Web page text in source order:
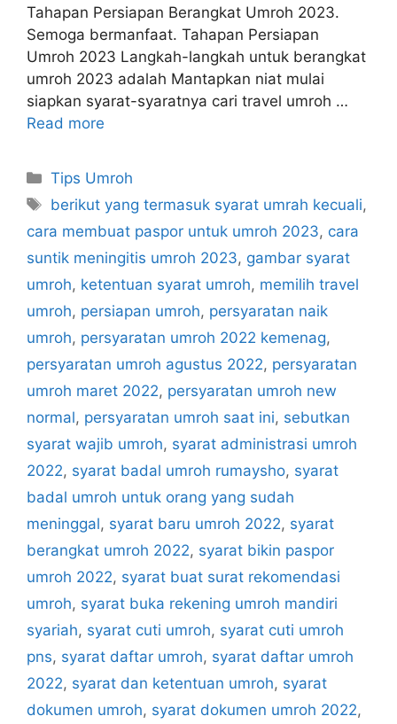
Tahapan Persiapan Berangkat Umroh 2023.
Semoga bermanfaat. Tahapan Persiapan
Umroh 2023 Langkah-langkah untuk berangkat
umroh 2023 adalah Mantapkan niat mulai
siapkan syarat-syaratnya cari travel umroh …
Read more
Categories
Tips Umroh
Tags
berikut yang termasuk syarat umrah kecuali,
cara membuat paspor untuk umroh 2023, cara
suntik meningitis umroh 2023, gambar syarat
umroh, ketentuan syarat umroh, memilih travel
umroh, persiapan umroh, persyaratan naik
umroh, persyaratan umroh 2022 kemenag,
persyaratan umroh agustus 2022, persyaratan
umroh maret 2022, persyaratan umroh new
normal, persyaratan umroh saat ini, sebutkan
syarat wajib umroh, syarat administrasi umroh
2022, syarat badal umroh rumaysho, syarat
badal umroh untuk orang yang sudah
meninggal, syarat baru umroh 2022, syarat
berangkat umroh 2022, syarat bikin paspor
umroh 2022, syarat buat surat rekomendasi
umroh, syarat buka rekening umroh mandiri
syariah, syarat cuti umroh, syarat cuti umroh
pns, syarat daftar umroh, syarat daftar umroh
2022, syarat dan ketentuan umroh, syarat
dokumen umroh, syarat dokumen umroh 2022,